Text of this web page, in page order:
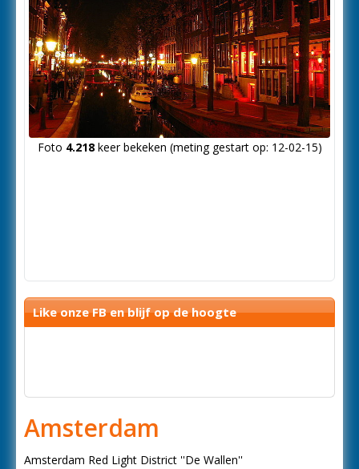
Foto 4.218keer bekeken (meting gestart op: 12-02-15)
Like onze FB en blijf op de hoogte
Amsterdam
Amsterdam Red Light District ''De Wallen''